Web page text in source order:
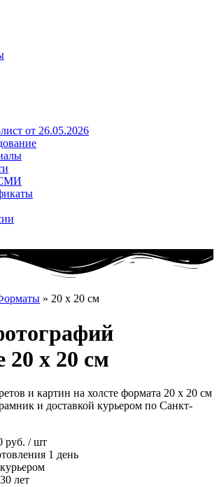
от 26.05.2026
» 20 x 20 см
20 x 20 см
и картин на холсте формата 20 x 20 см
и доставкой курьером по Санкт-
руб. / шт
1 день
лет